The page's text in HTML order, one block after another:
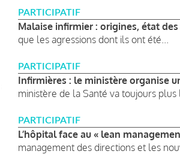
PARTICIPATIF
Malaise infirmier : origines, état
que les agressions dont ils ont été...
PARTICIPATIF
Infirmières : le ministère organise
ministère de la Santé va toujours plus
PARTICIPATIF
L’hôpital face au « lean
management des directions et les